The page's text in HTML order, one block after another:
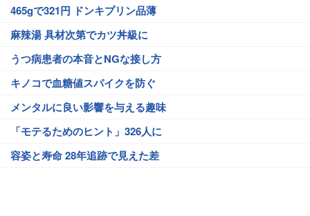
465gで321円 ドンキプリン品薄
麻辣湯 具材次第でカツ丼級に
うつ病患者の本音とNGな接し方
キノコで血糖値スパイクを防ぐ
メンタルに良い影響を与える趣味
「モテるためのヒント」326人に
容姿と寿命 28年追跡で見えた差